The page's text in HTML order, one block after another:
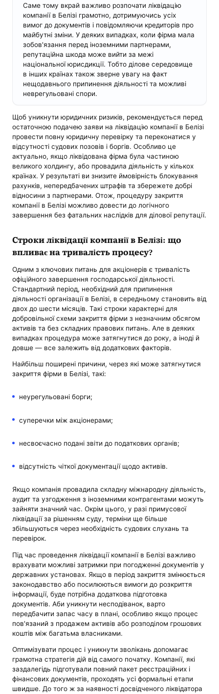
Саме тому вкрай важливо розпочати ліквідацію
компанії в Белізі грамотно, дотримуючись усіх
вимог до документів і повідомляючи кредиторів про
майбутні зміни. У деяких випадках, коли фірма мала
зобов'язання перед іноземними партнерами,
репутаційна шкода може вийти за межі
національної юрисдикції. Тобто ділове середовище
в інших країнах також зверне увагу на факт
нещодавнього припинення діяльності та можливі
неврегульовані спори.
Щоб уникнути юридичних ризиків, рекомендується перед
остаточною подачею заяви на ліквідацію компанії в Белізі
провести повну юридичну перевірку та переконатися у
відсутності судових позовів і боргів. Особливо це
актуально, якщо ліквідована фірма була частиною
великого холдингу, або провадила діяльність у кількох
країнах. У результаті ви знизите ймовірність блокування
рахунків, непередбачених штрафів та збережете добрі
відносини з партнерами. Отож, процедуру закриття
компанії в Белізі можливо довести до логічного
завершення без фатальних наслідків для ділової репутації.
Строки ліквідації компанії в Белізі: що
впливає на тривалість процесу?
Одним з ключових питань для акціонерів є тривалість
офіційного завершення господарської діяльності.
Стандартний період, необхідний для припинення
діяльності організації в Белізі, в середньому становить від
двох до шести місяців. Такі строки характерні для
добровільної схеми закриття фірми з незначним обсягом
активів та без складних правових питань. Але в деяких
випадках процедура може затягнутися до року, а іноді й
довше — все залежить від додаткових факторів.
Найбільш поширені причини, через які може затягнутися
закриття фірми в Белізі, такі:
неурегульовані борги;
суперечки між акціонерами;
несвоєчасно подані звіти до податкових органів;
відсутність чіткої документації щодо активів.
Якщо компанія провадила складну міжнародну діяльність,
аудит та узгодження з іноземними контрагентами можуть
зайняти значний час. Окрім цього, у разі примусової
ліквідації за рішенням суду, терміни ще більше
збільшуються через необхідність судових слухань та
перевірок.
Під час проведення ліквідації компанії в Белізі важливо
врахувати можливі затримки при погодженні документів у
державних установах. Якщо в період закриття змінюється
законодавство або посилюються вимоги до розкриття
інформації, буде потрібна додаткова підготовка
документів. Аби уникнути несподіванок, варто
передбачити запас часу в плані, особливо якщо процес
пов'язаний з продажем активів або розподілом грошових
коштів між багатьма власниками.
Оптимізувати процес і уникнути зволікань допомагає
грамотна стратегія дій від самого початку. Компанії, які
заздалегідь підготували повний пакет реєстраційних і
фінансових документів, проходять усі формальні етапи
швидше. До того ж за наявності досвідченого ліквідатора